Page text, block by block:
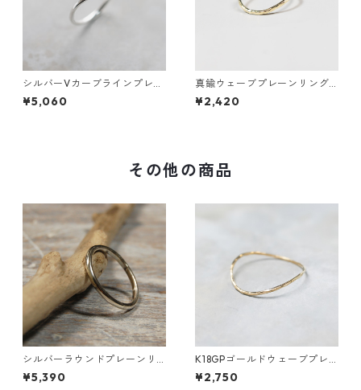
シルバーVカーブラインプレー
ンリング 1.5mm幅 鏡面｜FA-1
180
¥5,060
真鍮ウェーブプレーンリング
1.2mm幅 槌目｜FA-1011
¥2,420
その他の商品
シルバーラウンドプレーンリ
ング 1.8mm幅 鏡面｜FA-118
¥5,390
K18GPゴールドウェーブプレ
ーンリング 0.8mm幅 槌目 3
号～27号｜WKH K18GP WAVE
¥2,750